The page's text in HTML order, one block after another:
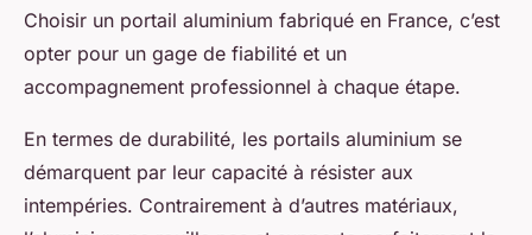
Choisir un portail aluminium fabriqué en France, c’est
opter pour un gage de fiabilité et un
accompagnement professionnel à chaque étape.
En termes de durabilité, les portails aluminium se
démarquent par leur capacité à résister aux
intempéries. Contrairement à d’autres matériaux,